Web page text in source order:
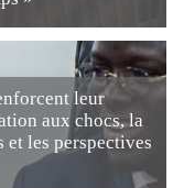
leur
aux chocs, la
les perspectives